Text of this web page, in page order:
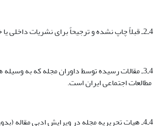
4ـ2ـ قبلاً چاپ نشده و ترجیحاً برای نشریات داخلی یا خارجی فرستاده نشده باشد.
4ـ3ـ مقالات رسیده توسط داوران مجله که به
مطالعات اجتماعی ایران است.
4ـ4ـ هیات تحریریه مجله در ویرایش ادبی مقاله (بدون تغییر محتوایی) آزاد است.